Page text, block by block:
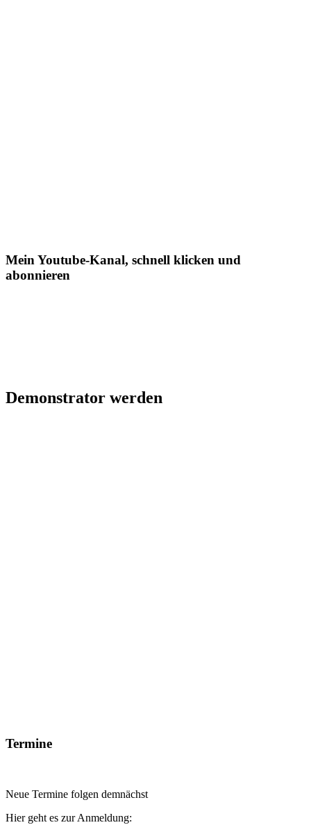
Mein Youtube-Kanal, schnell klicken und
abonnieren
Demonstrator werden
Termine
Neue Termine folgen demnächst
Hier geht es zur Anmeldung: